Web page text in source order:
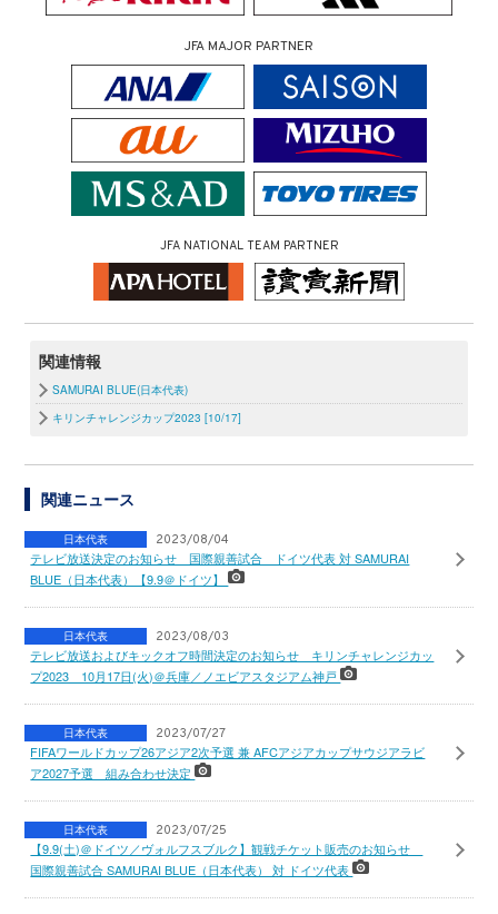
JFA MAJOR PARTNER
JFA NATIONAL TEAM PARTNER
関連情報
SAMURAI BLUE(日本代表)
キリンチャレンジカップ2023 [10/17]
関連ニュース
日本代表 2023/08/04
テレビ放送決定のお知らせ 国際親善試合 ドイツ代表 対 SAMURAI
BLUE（日本代表）【9.9＠ドイツ】
日本代表 2023/08/03
テレビ放送およびキックオフ時間決定のお知らせ キリンチャレンジカッ
プ2023 10月17日(火)＠兵庫／ノエビアスタジアム神戸
日本代表 2023/07/27
FIFAワールドカップ26アジア2次予選 兼 AFCアジアカップサウジアラビ
ア2027予選 組み合わせ決定
日本代表 2023/07/25
【9.9(土)＠ドイツ／ヴォルフスブルク】観戦チケット販売のお知らせ
国際親善試合 SAMURAI BLUE（日本代表） 対 ドイツ代表